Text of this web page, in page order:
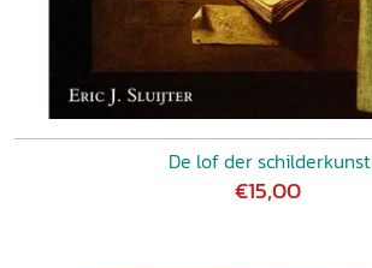
De lof der schilderkunst
€15,00